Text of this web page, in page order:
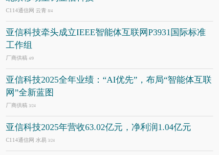
C114通信网 云青 8/4
亚信科技牵头成立IEEE智能体互联网P3931国际标准
工作组
厂商供稿 4/9
亚信科技2025全年业绩：“AI优先”，布局“智能体互联
网”全新蓝图
厂商供稿 3/24
亚信科技2025年营收63.02亿元，净利润1.04亿元
C114通信网 水易 3/24